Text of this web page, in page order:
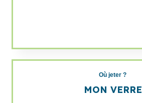
Où jeter ?
MON VERRE